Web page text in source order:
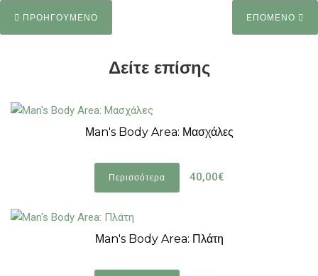
ΠΡΟΗΓΟΥΜΕΝΟ ΕΠΟΜΕΝΟ
Δείτε επίσης
Μan's Body Area: Μασχάλες
Περισσότερα 40,00€
Μan's Body Area: Πλάτη